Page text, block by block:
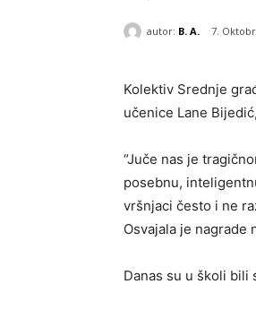
autor: B. A. 7.
Kolektiv Srednje
učenice Lane
“Juče nas je
posebnu,
vršnjaci često i ne
Osvajala je nagrade
Danas su u školi bili